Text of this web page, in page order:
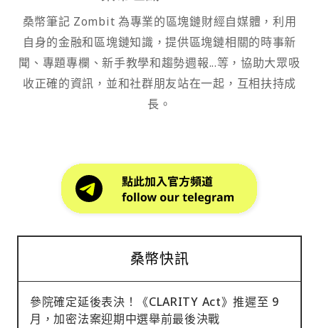
桑幣筆記 Zombit 為專業的區塊鏈財經自媒體，利用
自身的金融和區塊鏈知識，提供區塊鏈相關的時事新
聞、專題專欄、新手教學和趨勢週報...等，協助大眾吸
收正確的資訊，並和社群朋友站在一起，互相扶持成
長。
桑幣快訊
參院確定延後表決！《CLARITY Act》推遲至 9
月，加密法案迎期中選舉前最後決戰